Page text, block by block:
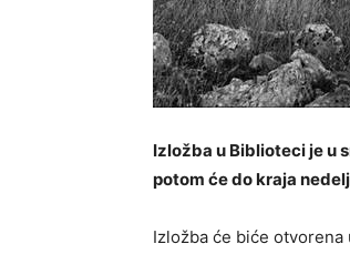
Izložba u Biblioteci je u
potom će do kraja
Izložba će biće